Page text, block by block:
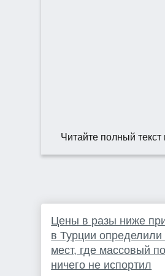
Читайте полный
Цены в разы ниже
в Турции определили
мест, где массовый
ничего не испортил